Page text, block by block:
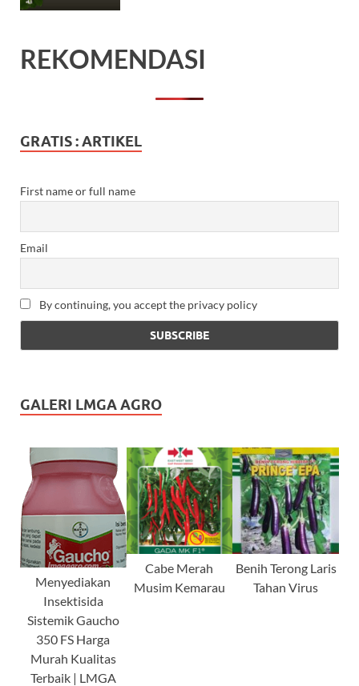
REKOMENDASI
GRATIS : ARTIKEL
First name or full name
Email
By continuing, you accept the privacy policy
GALERI LMGA AGRO
Menyediakan
Insektisida
Sistemik Gaucho
350 FS Harga
Murah Kualitas
Terbaik | LMGA
Cabe Merah
Musim Kemarau
Benih Terong Laris
Tahan Virus